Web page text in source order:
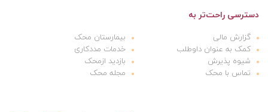
دسترسی راحت‌تر به
گزارش مالی
بیمارستان محک
کمک به عنوان داوطلب
خدمات مددکاری
شیوه پذیرش
بازدید ازمحک
تماس با محک
مجله محک